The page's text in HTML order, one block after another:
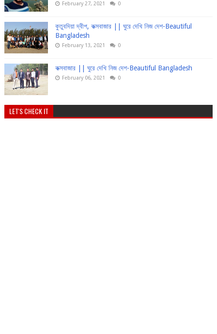
February 27, 2021 0
কুতুবদিয়া দ্বীপ, কক্সবাজার || ঘুরে দেখি নিজ দেশ-Beautiful
Bangladesh
February 13, 2021 0
কক্সবাজার || ঘুরে দেখি নিজ দেশ-Beautiful Bangladesh
February 06, 2021 0
LET'S CHECK IT